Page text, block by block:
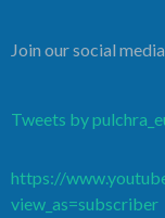
Join our social media
Tweets by
https://
view_as=subscriber